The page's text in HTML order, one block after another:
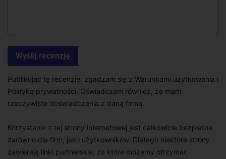
Publikując tę recenzję, zgadzam się z Warunkami użytkowania i
Polityką prywatności. Oświadczam również, że mam
rzeczywiste doświadczenia z daną firmą.
Korzystanie z tej strony internetowej jest całkowicie bezpłatne
zarówno dla firm, jak i użytkowników. Dlatego niektóre strony
zawierają linki partnerskie, za które możemy otrzymać